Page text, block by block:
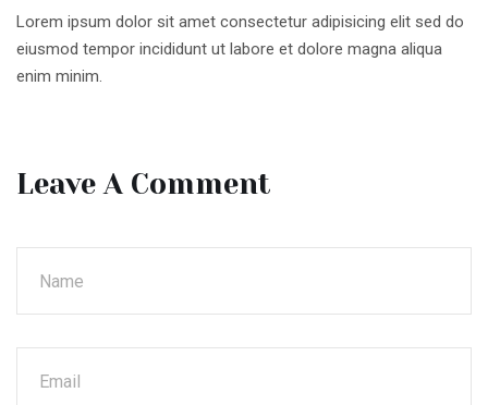
Lorem ipsum dolor sit amet consectetur adipisicing elit sed do
eiusmod tempor incididunt ut labore et dolore magna aliqua
enim minim.
Leave A Comment